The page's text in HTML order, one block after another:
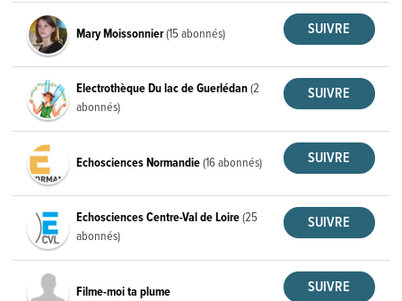
Mary Moissonnier(15 abonnés)
Electrothèque Du lac de Guerlédan(2
abonnés)
Echosciences Normandie(16 abonnés)
Echosciences Centre-Val de Loire(25
abonnés)
Filme-moi ta plume